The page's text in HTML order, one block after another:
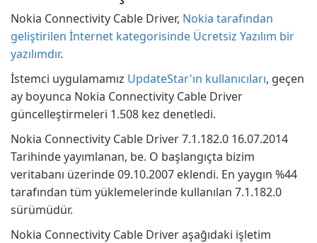
Nokia Connectivity Cable Driver, Nokia tarafından
geliştirilen İnternet kategorisinde Ücretsiz Yazılım bir
yazılımdır.
İstemci uygulamamız UpdateStar'ın kullanıcıları, geçen
ay boyunca Nokia Connectivity Cable Driver
güncelleştirmeleri 1.508 kez denetledi.
Nokia Connectivity Cable Driver 7.1.182.0 16.07.2014
Tarihinde yayımlanan, be. O başlangıçta bizim
veritabanı üzerinde 09.10.2007 eklendi. En yaygın %44
tarafından tüm yüklemelerinde kullanılan 7.1.182.0
sürümüdür.
Nokia Connectivity Cable Driver aşağıdaki işletim